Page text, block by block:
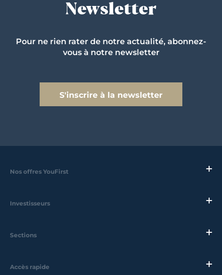
Newsletter
Pour ne rien rater de notre actualité, abonnez-
vous à notre newsletter
S'inscrire à la newsletter
Nos offres YouFirst
Investisseurs
Sections
Accès rapide